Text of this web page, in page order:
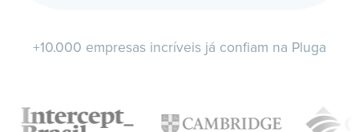
+10.000 empresas incríveis já confiam na Pluga